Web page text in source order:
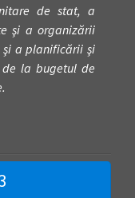
de stat, a
şi a organizării
a planificării şi
la bugetul de